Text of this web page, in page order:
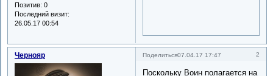
Позитив: 0
Последний визит:
26.05.17 00:54
Поделиться 2
07.04.17 17:47
Чернояр
Поскольку Воин полагается на